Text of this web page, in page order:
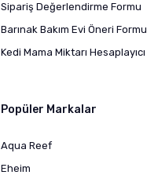
Sipariş Değerlendirme Formu
Barınak Bakım Evi Öneri Formu
Kedi Mama Miktarı Hesaplayıcı
Popüler Markalar
Aqua Reef
Eheim